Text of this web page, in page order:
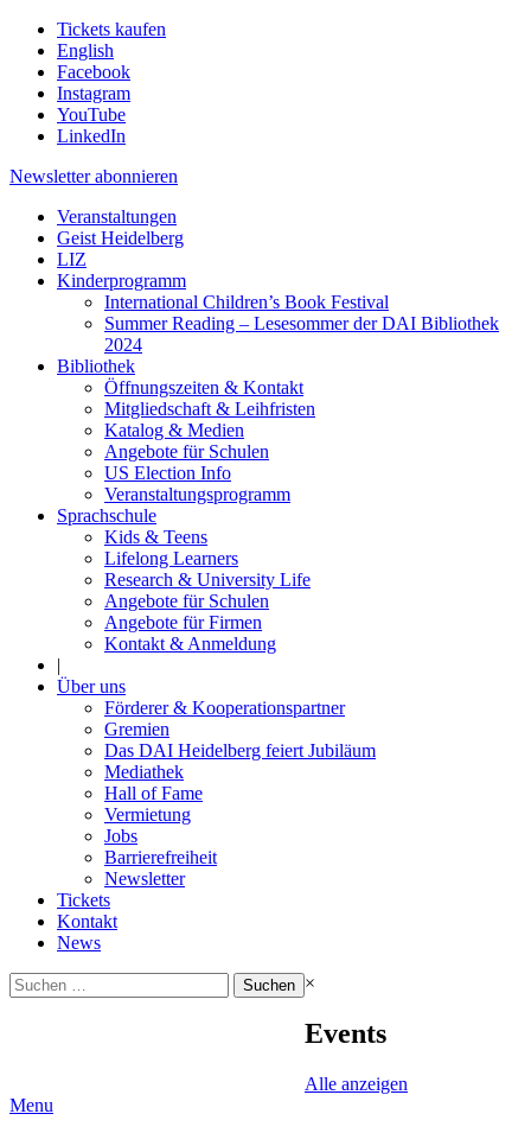
Tickets kaufen
English
Facebook
Instagram
YouTube
LinkedIn
Newsletter abonnieren
Veranstaltungen
Geist Heidelberg
LIZ
Kinderprogramm
International Children’s Book Festival
Summer Reading – Lesesommer der DAI Bibliothek
2024
Bibliothek
Öffnungszeiten & Kontakt
Mitgliedschaft & Leihfristen
Katalog & Medien
Angebote für Schulen
US Election Info
Veranstaltungsprogramm
Sprachschule
Kids & Teens
Lifelong Learners
Research & University Life
Angebote für Schulen
Angebote für Firmen
Kontakt & Anmeldung
|
Über uns
Förderer & Kooperationspartner
Gremien
Das DAI Heidelberg feiert Jubiläum
Mediathek
Hall of Fame
Vermietung
Jobs
Barrierefreiheit
Newsletter
Tickets
Kontakt
News
Suchen
nach:
×
Events
Alle anzeigen
Menu